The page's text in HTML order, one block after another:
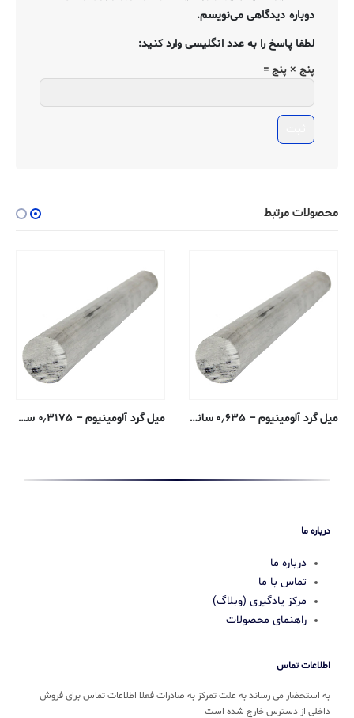
دوباره دیدگاهی می‌نویسم.
لطفا پاسخ را به عدد انگلیسی وارد کنید:
پنج × پنج =
محصولات مرتبط
میل گرد آلومینیوم – ۰٫۶۳۵ سانتی متری – ۶۰۶۳-T52 اکسترود شده میل گرد آلومینیوم – ۰٫۳۱۷۵ سانتی متری – T6-6061 پوشش خنک کننده
درباره ما
درباره ما
تماس با ما
مرکز یادگیری (وبلاگ)
راهنمای محصولات
اطلاعات تماس
به استحضار می رساند به علت تمرکز به صادرات فعلا اطلاعات تماس برای فروش
داخلی از دسترس خارج شده است